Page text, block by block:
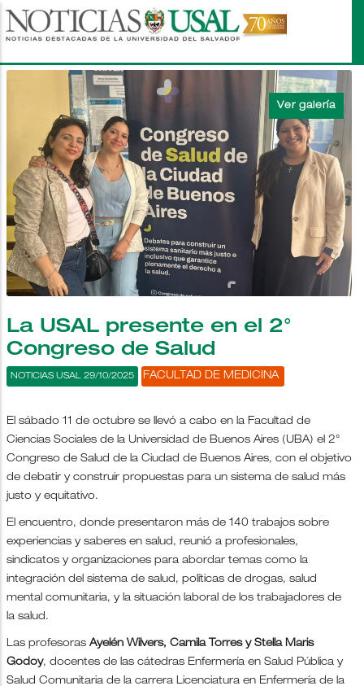
Pasar
al
principal
La USAL presente en el 2°
Congreso de Salud
FACULTAD DE MEDICINA
NOTICIAS USAL 29/10/2025
El sábado 11 de octubre se llevó a cabo en la Facultad de
Ciencias Sociales de la Universidad de Buenos Aires (UBA) el 2°
Congreso de Salud de la Ciudad de Buenos Aires, con el objetivo
de debatir y construir propuestas para un sistema de salud más
justo y equitativo.
El encuentro, donde presentaron más de 140 trabajos sobre
experiencias y saberes en salud, reunió a profesionales,
sindicatos y organizaciones para abordar temas como la
integración del sistema de salud, políticas de drogas, salud
mental comunitaria, y la situación laboral de los trabajadores de
la salud.
Las profesoras Ayelén Wilvers, Camila Torres y Stella Maris
Godoy, docentes de las cátedras Enfermería en Salud Pública y
Salud Comunitaria de la carrera Licenciatura en Enfermería de la